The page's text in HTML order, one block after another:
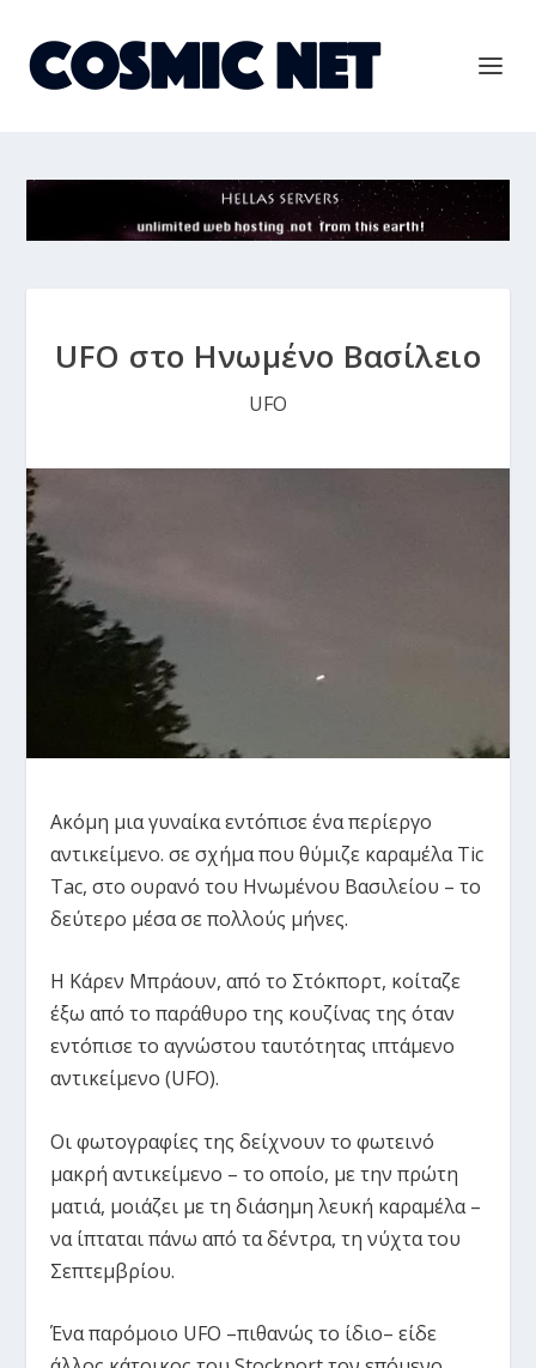
UFO στο Ηνωμένο Βασίλειο
UFO
Aκόμη μια γυναίκα εντόπισε ένα περίεργο
αντικείμενο. σε σχήμα που θύμιζε καραμέλα Tic
Tac, στο ουρανό του Ηνωμένου Βασιλείου – το
δεύτερο μέσα σε πολλούς μήνες.
Η Κάρεν Μπράουν, από το Στόκπορτ, κοίταζε
έξω από το παράθυρο της κουζίνας της όταν
εντόπισε το αγνώστου ταυτότητας ιπτάμενο
αντικείμενο (UFO).
Οι φωτογραφίες της δείχνουν το φωτεινό
μακρή αντικείμενο – το οποίο, με την πρώτη
ματιά, μοιάζει με τη διάσημη λευκή καραμέλα –
να ίπταται πάνω από τα δέντρα, τη νύχτα του
Σεπτεμβρίου.
Ένα παρόμοιο UFO –πιθανώς το ίδιο– είδε